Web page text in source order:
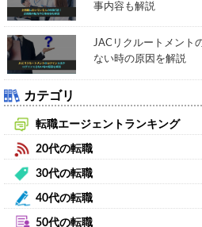
事内容も解説
JACリクルートメント
ない時の原因を解説
カテゴリ
転職エージェントランキング
20代の転職
30代の転職
40代の転職
50代の転職